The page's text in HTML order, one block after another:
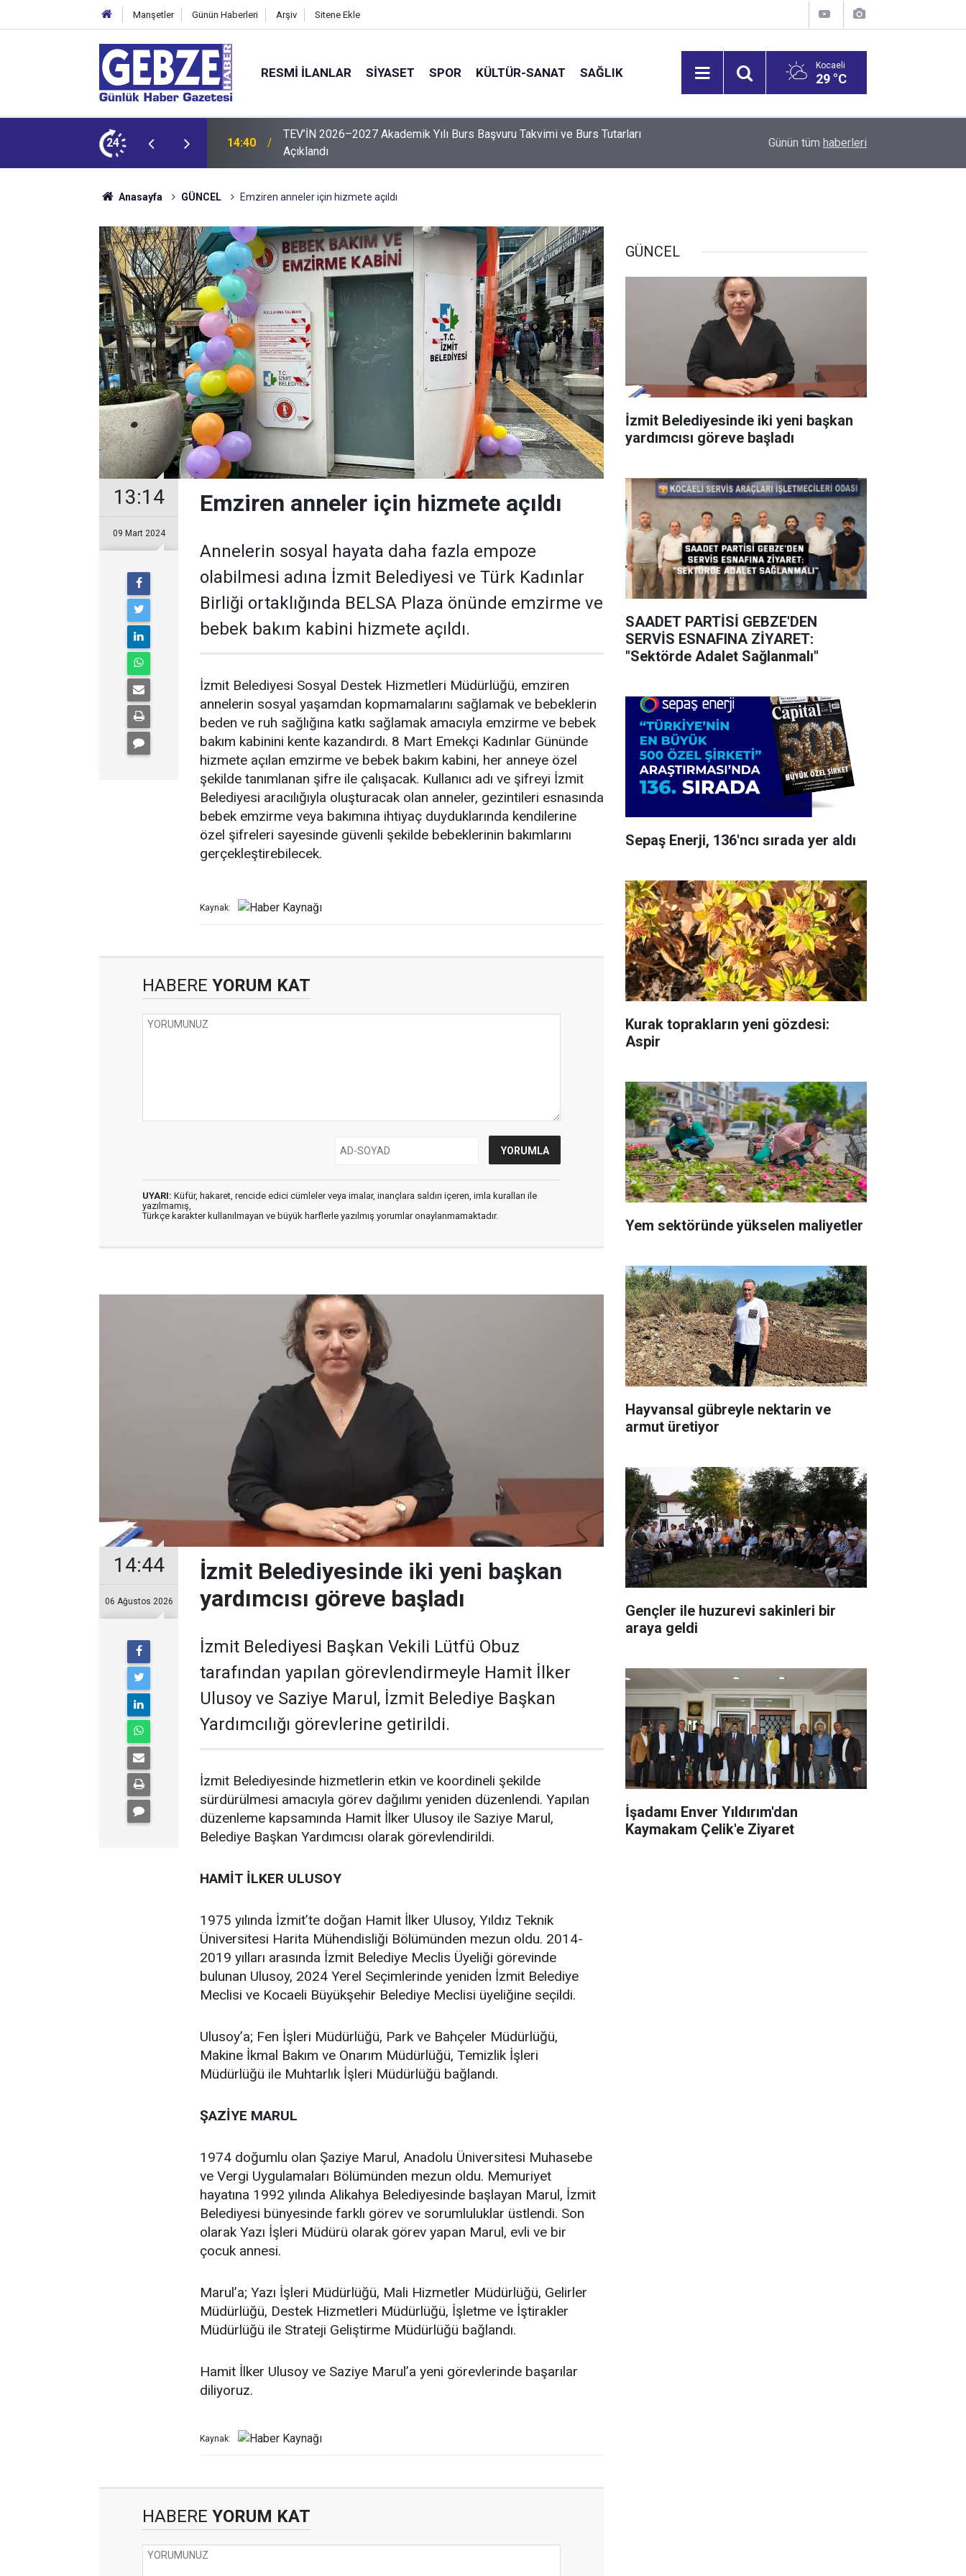
Manşetler Günün Haberleri Arşiv Sitene Ekle
RESMI İLANLAR SİYASET SPOR KÜLTÜR-SANAT SAĞLIK Kocaeli
29 °C
24 14:35 Sepaş Enerji, 136'ncı sırada yer aldı Yüksek rekolte üzüm fiyatlarını düşürdü
Günün tüm haberleri
Anasayfa GÜNCEL Emziren anneler için hizmete açıldı
13:14
09 Mart 2024
Emziren anneler için hizmete açıldı
Annelerin sosyal hayata daha fazla empoze
olabilmesi adına İzmit Belediyesi ve Türk Kadınlar
Birliği ortaklığında BELSA Plaza önünde emzirme ve
bebek bakım kabini hizmete açıldı.
İzmit Belediyesi Sosyal Destek Hizmetleri Müdürlüğü, emziren
annelerin sosyal yaşamdan kopmamalarını sağlamak ve bebeklerin
beden ve ruh sağlığına katkı sağlamak amacıyla emzirme ve bebek
bakım kabinini kente kazandırdı. 8 Mart Emekçi Kadınlar Gününde
hizmete açılan emzirme ve bebek bakım kabini, her anneye özel
şekilde tanımlanan şifre ile çalışacak. Kullanıcı adı ve şifreyi İzmit
Belediyesi aracılığıyla oluşturacak olan anneler, gezintileri esnasında
bebek emzirme veya bakımına ihtiyaç duyduklarında kendilerine
özel şifreleri sayesinde güvenli şekilde bebeklerinin bakımlarını
gerçekleştirebilecek.
Kaynak:
HABERE YORUM KAT
UYARI: Küfür, hakaret, rencide edici cümleler veya imalar, inançlara saldırı içeren, imla kuralları ile
yazılmamış,
Türkçe karakter kullanılmayan ve büyük harflerle yazılmış yorumlar onaylanmamaktadır.
14:44
06 Ağustos 2026
İzmit Belediyesinde iki yeni başkan
yardımcısı göreve başladı
İzmit Belediyesi Başkan Vekili Lütfü Obuz
tarafından yapılan görevlendirmeyle Hamit İlker
Ulusoy ve Saziye Marul, İzmit Belediye Başkan
Yardımcılığı görevlerine getirildi.
İzmit Belediyesinde hizmetlerin etkin ve koordineli şekilde
sürdürülmesi amacıyla görev dağılımı yeniden düzenlendi. Yapılan
düzenleme kapsamında Hamit İlker Ulusoy ile Saziye Marul,
Belediye Başkan Yardımcısı olarak görevlendirildi.
HAMİT İLKER ULUSOY
1975 yılında İzmit’te doğan Hamit İlker Ulusoy, Yıldız Teknik
Üniversitesi Harita Mühendisliği Bölümünden mezun oldu. 2014-
2019 yılları arasında İzmit Belediye Meclis Üyeliği görevinde
bulunan Ulusoy, 2024 Yerel Seçimlerinde yeniden İzmit Belediye
Meclisi ve Kocaeli Büyükşehir Belediye Meclisi üyeliğine seçildi.
Ulusoy’a; Fen İşleri Müdürlüğü, Park ve Bahçeler Müdürlüğü,
Makine İkmal Bakım ve Onarım Müdürlüğü, Temizlik İşleri
Müdürlüğü ile Muhtarlık İşleri Müdürlüğü bağlandı.
ŞAZİYE MARUL
1974 doğumlu olan Şaziye Marul, Anadolu Üniversitesi Muhasebe
ve Vergi Uygulamaları Bölümünden mezun oldu. Memuriyet
hayatına 1992 yılında Alikahya Belediyesinde başlayan Marul, İzmit
Belediyesi bünyesinde farklı görev ve sorumluluklar üstlendi. Son
olarak Yazı İşleri Müdürü olarak görev yapan Marul, evli ve bir
çocuk annesi.
Marul’a; Yazı İşleri Müdürlüğü, Mali Hizmetler Müdürlüğü, Gelirler
Müdürlüğü, Destek Hizmetleri Müdürlüğü, İşletme ve İştirakler
Müdürlüğü ile Strateji Geliştirme Müdürlüğü bağlandı.
Hamit İlker Ulusoy ve Saziye Marul’a yeni görevlerinde başarılar
diliyoruz.
Kaynak:
HABERE YORUM KAT
GÜNCEL
İzmit Belediyesinde iki yeni başkan
yardımcısı göreve başladı
SAADET PARTİSİ GEBZE'DEN
SERVİS ESNAFINA ZİYARET:
"Sektörde Adalet Sağlanmalı"
Sepaş Enerji, 136'ncı sırada yer aldı
Kurak toprakların yeni gözdesi:
Aspir
Yem sektöründe yükselen maliyetler
Hayvansal gübreyle nektarin ve
armut üretiyor
Gençler ile huzurevi sakinleri bir
araya geldi
İşadamı Enver Yıldırım'dan
Kaymakam Çelik'e Ziyaret